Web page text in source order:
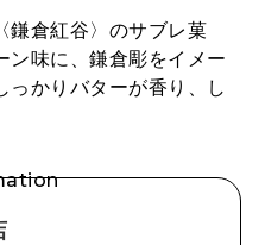
鎌倉紅谷〉のサブレ菓
ン味に、鎌倉彫をイメー
っかりバターが香り、し